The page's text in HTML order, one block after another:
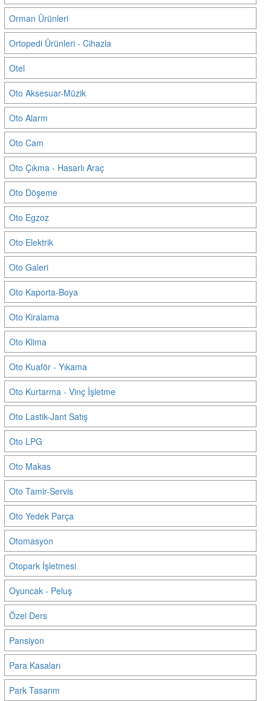
Orman Ürünleri
Ortopedi Ürünleri - Cihazla
Otel
Oto Aksesuar-Müzik
Oto Alarm
Oto Cam
Oto Çıkma - Hasarlı Araç
Oto Döşeme
Oto Egzoz
Oto Elektrik
Oto Galeri
Oto Kaporta-Boya
Oto Kiralama
Oto Klima
Oto Kuaför - Yıkama
Oto Kurtarma - Vinç İşletme
Oto Lastik-Jant Satış
Oto LPG
Oto Makas
Oto Tamir-Servis
Oto Yedek Parça
Otomasyon
Otopark İşletmesi
Oyuncak - Peluş
Özel Ders
Pansiyon
Para Kasaları
Park Tasarım